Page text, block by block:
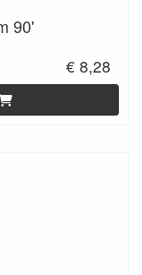
90'
€ 8,28